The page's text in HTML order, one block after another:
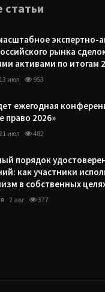
статьи
экспертно-
рынка
активами по итогам
13 июл 953
ежегодная
право 2026»
июл 482
порядок
как участники
в собственных
2 авг 377